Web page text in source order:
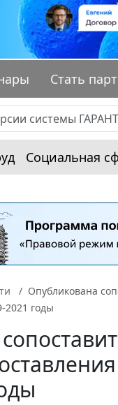
Стать
Социальная
Опубликована
2021 годы